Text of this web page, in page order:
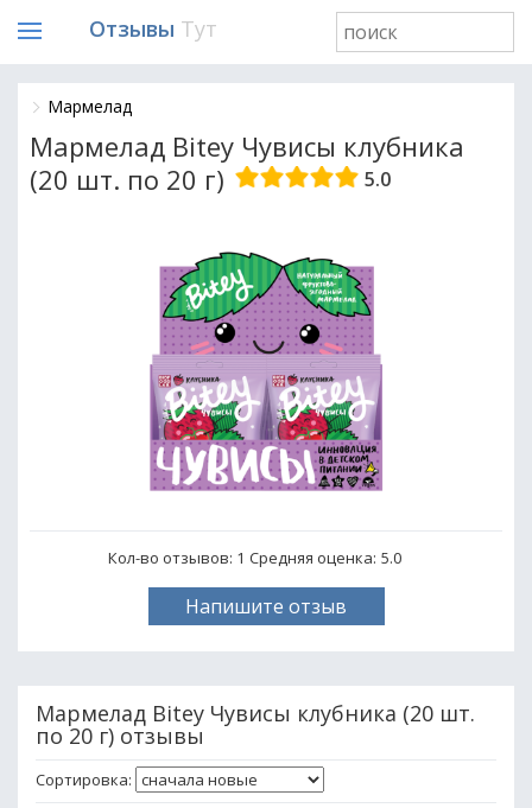
Отзывы Тут
Мармелад
Мармелад Bitey Чувисы клубника
(20 шт. по 20 г)
5.0
Кол-во отзывов: 1 Средняя оценка: 5.0
Напишите отзыв
Мармелад Bitey Чувисы клубника (20 шт.
по 20 г) отзывы
Сортировка: